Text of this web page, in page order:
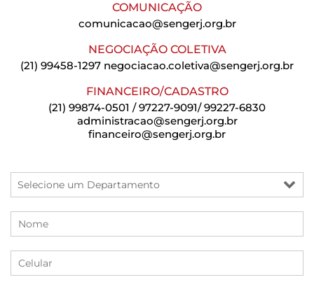
COMUNICAÇÃO
comunicacao@sengerj.org.br
NEGOCIAÇÃO COLETIVA
(21) 99458-1297 negociacao.coletiva@sengerj.org.br
FINANCEIRO/CADASTRO
(21) 99874-0501 / 97227-9091/ 99227-6830
administracao@sengerj.org.br
financeiro@sengerj.org.br